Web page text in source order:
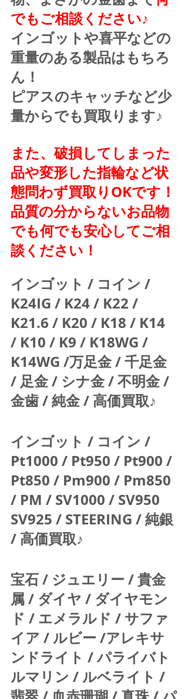
でもご相談ください♪
インゴットや喜平などの
重量のある製品はもちろ
ん！
ピアスのキャッチなど少
量からでも買取ります♪
また、破損してしまった
品や変形した指輪など状
態問わず買取りOKです！
品質の分からないお品物
でも何でも安心してご相
談ください！
インゴット / コイン /
K24IG / K24 / K22 /
K21.6 / K20 / K18 / K14
/ K10 / K9 / K18WG /
K14WG /万足金 / 千足金
/ 足金 / シナ金 / 不明金 /
金歯 / 純金 / 高価買取♪
インゴット / コイン /
Pt1000 / Pt950 / Pt900 /
Pt850 / Pm900 / Pm850
/ PM / SV1000 / SV950
SV925 / STEERING / 純銀
/ 高価買取♪
宝石 / ジュエリー / 貴金
属 / ダイヤ / ダイヤモン
ド / エメラルド / サファ
イア / ルビー /アレキサ
ンドライト / パライバト
ルマリン / ルベライト /